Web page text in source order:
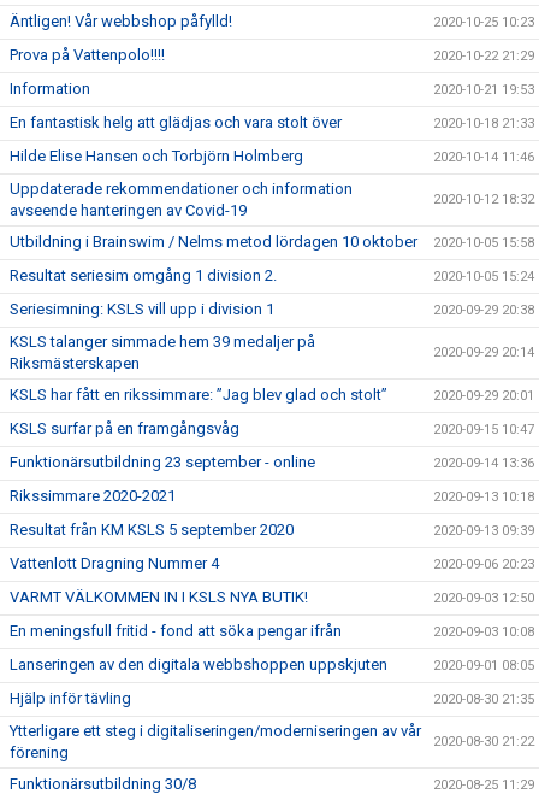
Äntligen! Vår webbshop påfylld! 2020-10-25 10:23
Prova på Vattenpolo!!!! 2020-10-22 21:29
Information 2020-10-21 19:53
En fantastisk helg att glädjas och vara stolt över 2020-10-18 21:33
Hilde Elise Hansen och Torbjörn Holmberg 2020-10-14 11:46
Uppdaterade rekommendationer och information
avseende hanteringen av Covid-19
2020-10-12 18:32
Utbildning i Brainswim / Nelms metod lördagen 10 oktober 2020-10-05 15:58
Resultat seriesim omgång 1 division 2. 2020-10-05 15:24
Seriesimning: KSLS vill upp i division 1 2020-09-29 20:38
KSLS talanger simmade hem 39 medaljer på
Riksmästerskapen
2020-09-29 20:14
KSLS har fått en rikssimmare: ”Jag blev glad och stolt” 2020-09-29 20:01
KSLS surfar på en framgångsvåg 2020-09-15 10:47
Funktionärsutbildning 23 september - online 2020-09-14 13:36
Rikssimmare 2020-2021 2020-09-13 10:18
Resultat från KM KSLS 5 september 2020 2020-09-13 09:39
Vattenlott Dragning Nummer 4 2020-09-06 20:23
VARMT VÄLKOMMEN IN I KSLS NYA BUTIK! 2020-09-03 12:50
En meningsfull fritid - fond att söka pengar ifrån 2020-09-03 10:08
Lanseringen av den digitala webbshoppen uppskjuten 2020-09-01 08:05
Hjälp inför tävling 2020-08-30 21:35
Ytterligare ett steg i digitaliseringen/moderniseringen av vår
förening
2020-08-30 21:22
Funktionärsutbildning 30/8 2020-08-25 11:29